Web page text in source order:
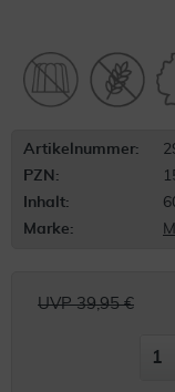
Artikelnummer:
PZN:
Inhalt:
Marke:
UVP 39,95 €